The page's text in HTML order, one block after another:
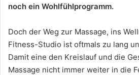
noch ein Wohlfühlprogramm.
Doch der Weg zur Massage, ins
Fitness-Studio ist oftmals zu lang
Damit eine den Kreislauf und die
Massage nicht immer weiter in die